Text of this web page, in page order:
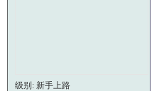
级别: 新手上路